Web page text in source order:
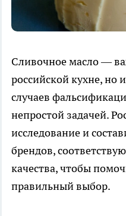
Сливочное масло —
российской кухне, но
случаев
непростой задачей.
исследование и
брендов,
качества, чтобы
правильный выбор.